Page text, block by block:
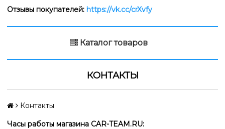
Отзывы покупателей: https://vk.cc/crXvfy
Каталог товаров
КОНТАКТЫ
Контакты
Часы работы магазина CAR-TEAM.RU: